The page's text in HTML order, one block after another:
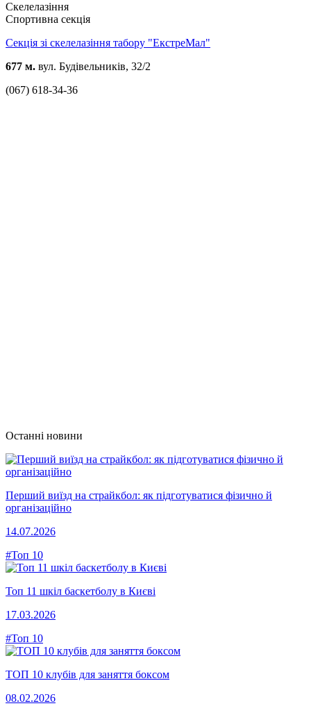
Скелелазіння
Спортивна секція
Секція зі скелелазіння табору "ЕкстреМал"
677 м. вул. Будівельників, 32/2
(067) 618-34-36
Останні новини
Перший виїзд на страйкбол: як підготуватися фізично й
організаційно
14.07.2026
#Топ 10
Топ 11 шкіл баскетболу в Києві
17.03.2026
#Топ 10
ТОП 10 клубів для заняття боксом
08.02.2026